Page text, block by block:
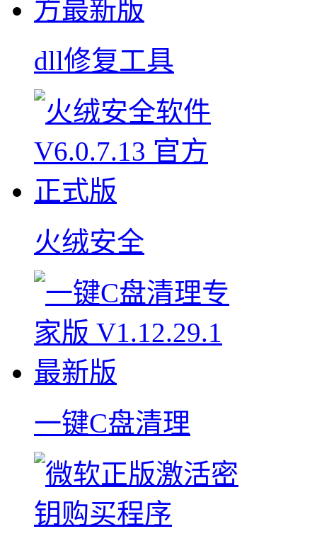
dll修复工具
火绒安全
一键C盘清理